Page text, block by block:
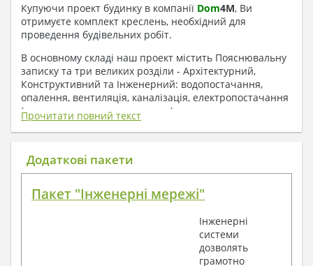
Купуючи проект будинку в компанії Dom4M, Ви
отримуєте комплект креслень, необхідний для
проведення будівельних робіт.
В основному складі наш проект містить Пояснювальну
записку та три великих розділи - Архітектурний,
Конструктивний та Інженерний: водопостачання,
опалення, вентиляція, каналізація, електропостачання
( купується за додаткову плату ).
1. До складу Архітектурного розділу
входять:
План покрівлі
Фасади з даними зовнішніх оздоблень
Елементи прорізів – специфікація
Дані перемичок – перетин та специфікація
Прочитати повний текст
Додаткові пакети
Пакет "Інженерні мережі"
Інженерні
системи
дозволять
грамотно